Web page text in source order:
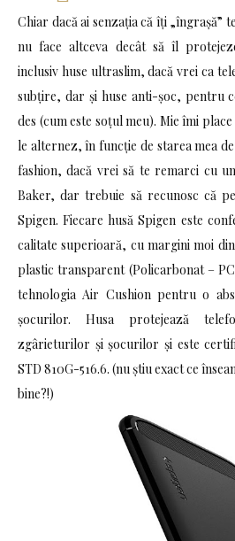
Chiar dacă ai senzația că îți „îngrașă”
nu face altceva decât să îl
inclusiv huse ultraslim, dacă vrei ca
subțire, dar și huse anti-șoc, pentru
des (cum este soțul meu). Mie îmi
le alternez, în funcție de starea mea
fashion, dacă vrei să te remarci cu
Baker, dar trebuie să recunosc că
Spigen. Fiecare husă Spigen este
calitate superioară, cu margini moi
plastic transparent (Policarbonat –
tehnologia Air Cushion pentru o
șocurilor. Husa protejează
zgârieturilor și șocurilor și este
STD 810G-516.6. (nu știu exact ce
bine?!)